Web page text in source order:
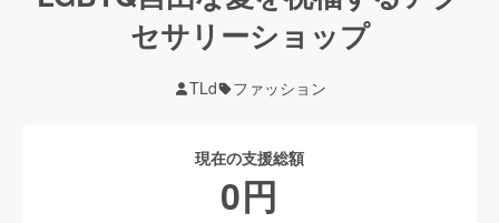
セサリーショップ
TLd ファッション
現在の支援総額
0円